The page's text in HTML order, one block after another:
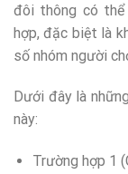
đôi thông có
hợp, đặc biệt là
số nhóm người
Dưới đây là
này:
Trường hợp 1